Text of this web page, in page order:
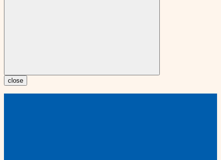
close